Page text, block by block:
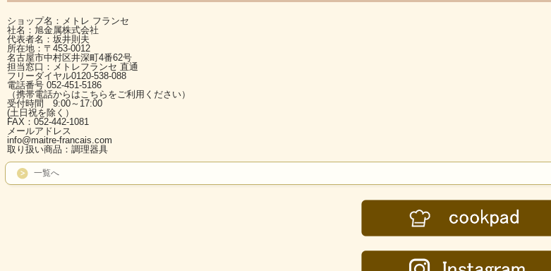
ショップ名：メトレ フランセ
社名：旭金属株式会社
代表者名：坂井則夫
所在地：〒453-0012
名古屋市中村区井深町4番62号
担当窓口：メトレフランセ 直通
フリーダイヤル0120-538-088
電話番号 052-451-5186
（携帯電話からはこちらをご利用ください）
受付時間 9:00～17:00
(土日祝を除く）
FAX：052-442-1081
メールアドレス
info@maitre-francais.com
取り扱い商品：調理器具
一覧へ